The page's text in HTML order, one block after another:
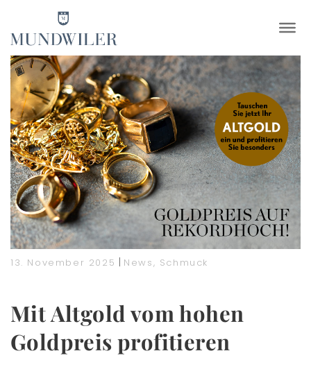
×
13. November 2025 | News, Schmuck
Mit Altgold vom hohen
Goldpreis profitieren